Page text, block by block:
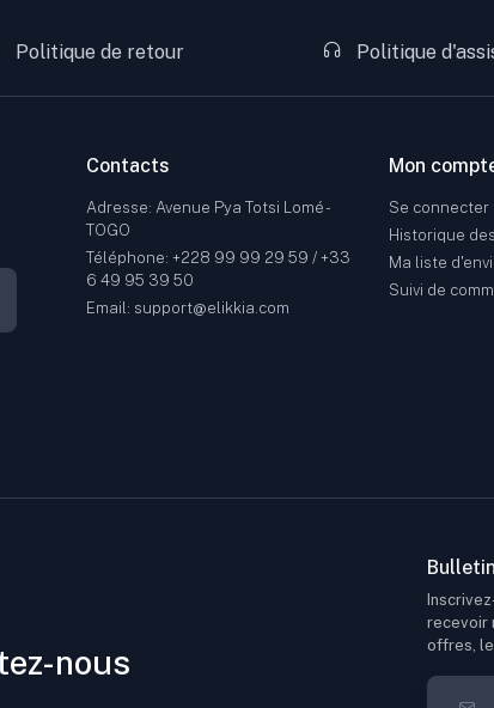
Politique de retour Politique
Contacts
Adresse: Avenue Pya Totsi Lomé -
TOGO
Téléphone: +228 99 99 29 59 / +33
6 49 95 39 50
Email: support@elikkia.com
Mon
Se connecter
Historique
Ma liste
Suivi de
nous
Bulletin
recevoir
offres,